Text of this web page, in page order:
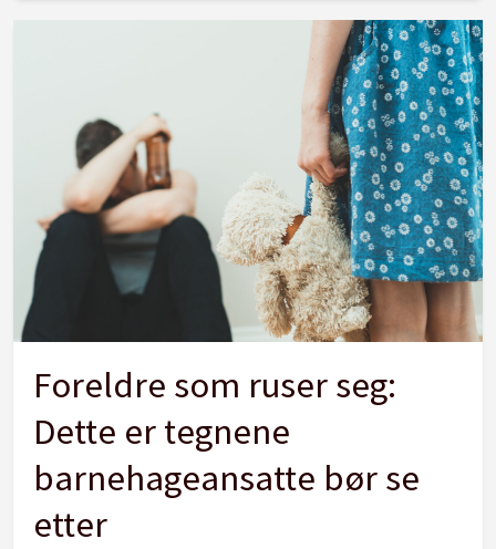
Foreldre som ruser seg:
Dette er tegnene
barnehageansatte bør se
etter